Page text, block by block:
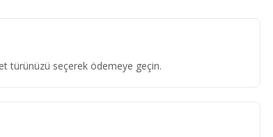
türünüzü seçerek ödemeye geçin.